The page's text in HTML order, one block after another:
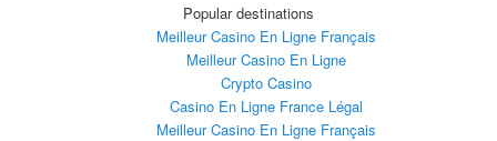
Popular destinations
Meilleur Casino En Ligne Français
Meilleur Casino En Ligne
Crypto Casino
Casino En Ligne France Légal
Meilleur Casino En Ligne Français